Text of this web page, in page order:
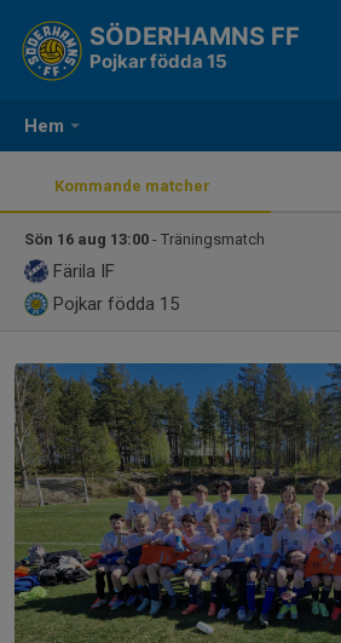
Hem
SÖDERHAMNS FF
Pojkar födda 15
Kommande matcher
Sön 16 aug 13:00 - Träningsmatch
Färila IF
Pojkar födda 15